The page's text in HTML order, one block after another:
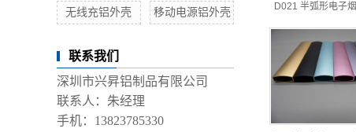
无线充铝外壳 移动电源铝外壳
联系我们
深圳市兴昇铝制品有限公司
联系人：朱经理
手机：13823785330
D021 半弧形电子